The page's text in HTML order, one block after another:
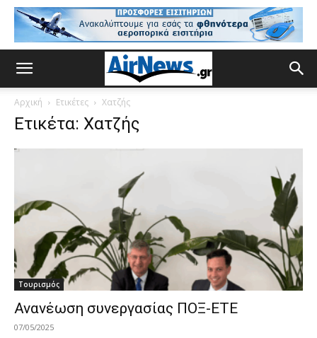
Αρχική Ετικέτες Χατζής
Ετικέτα: Χατζής
Τουρισμός
Ανανέωση συνεργασίας ΠΟΞ-ETE
07/05/2025